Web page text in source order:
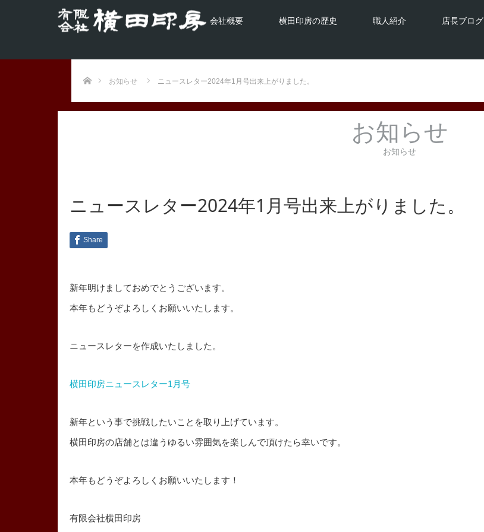
会社概要 横田印房の歴史 職人紹介 店長ブログ
お知らせ ニュースレター2024年1月号出来上がりました。
お知らせ
お知らせ
ニュースレター2024年1月号出来上がりました。
Share
新年明けましておめでとうございます。
本年もどうぞよろしくお願いいたします。
ニュースレターを作成いたしました。
横田印房ニュースレター1月号
新年という事で挑戦したいことを取り上げています。
横田印房の店舗とは違うゆるい雰囲気を楽しんで頂けたら幸いです。
本年もどうぞよろしくお願いいたします！
有限会社横田印房